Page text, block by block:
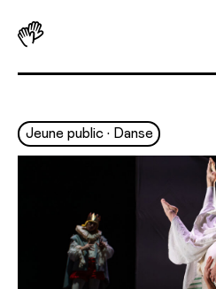
Jeune public • Danse